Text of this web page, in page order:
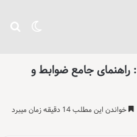
تغییر
**شرایط کنکور تیر ماه 1404: راهنمای جامع ضوابط و
خواندن این مطلب 14 دقیقه زمان میبرد